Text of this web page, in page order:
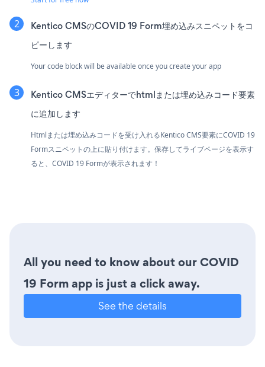
Kentico CMSのCOVID 19 Form埋め込みスニペットをコ
ピーします
Your code block will be available once you create your app
Kentico CMSエディターでhtmlまたは埋め込みコード要素
に追加します
Htmlまたは埋め込みコードを受け入れるKentico CMS要素にCOVID 19
Formスニペットの上に貼り付けます。保存してライブページを表示す
ると、COVID 19 Formが表示されます！
All you need to know about our COVID
19 Form app is just a click away.
See the details